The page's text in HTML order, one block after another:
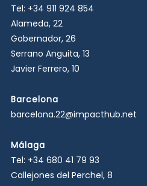
Tel: +34 911 924 854
Alameda, 22
Gobernador, 26
Serrano Anguita, 13
Javier Ferrero, 10
Barcelona
barcelona.22@impacthub.net
Málaga
Tel: +34 680 41 79 93
Callejones del Perchel, 8